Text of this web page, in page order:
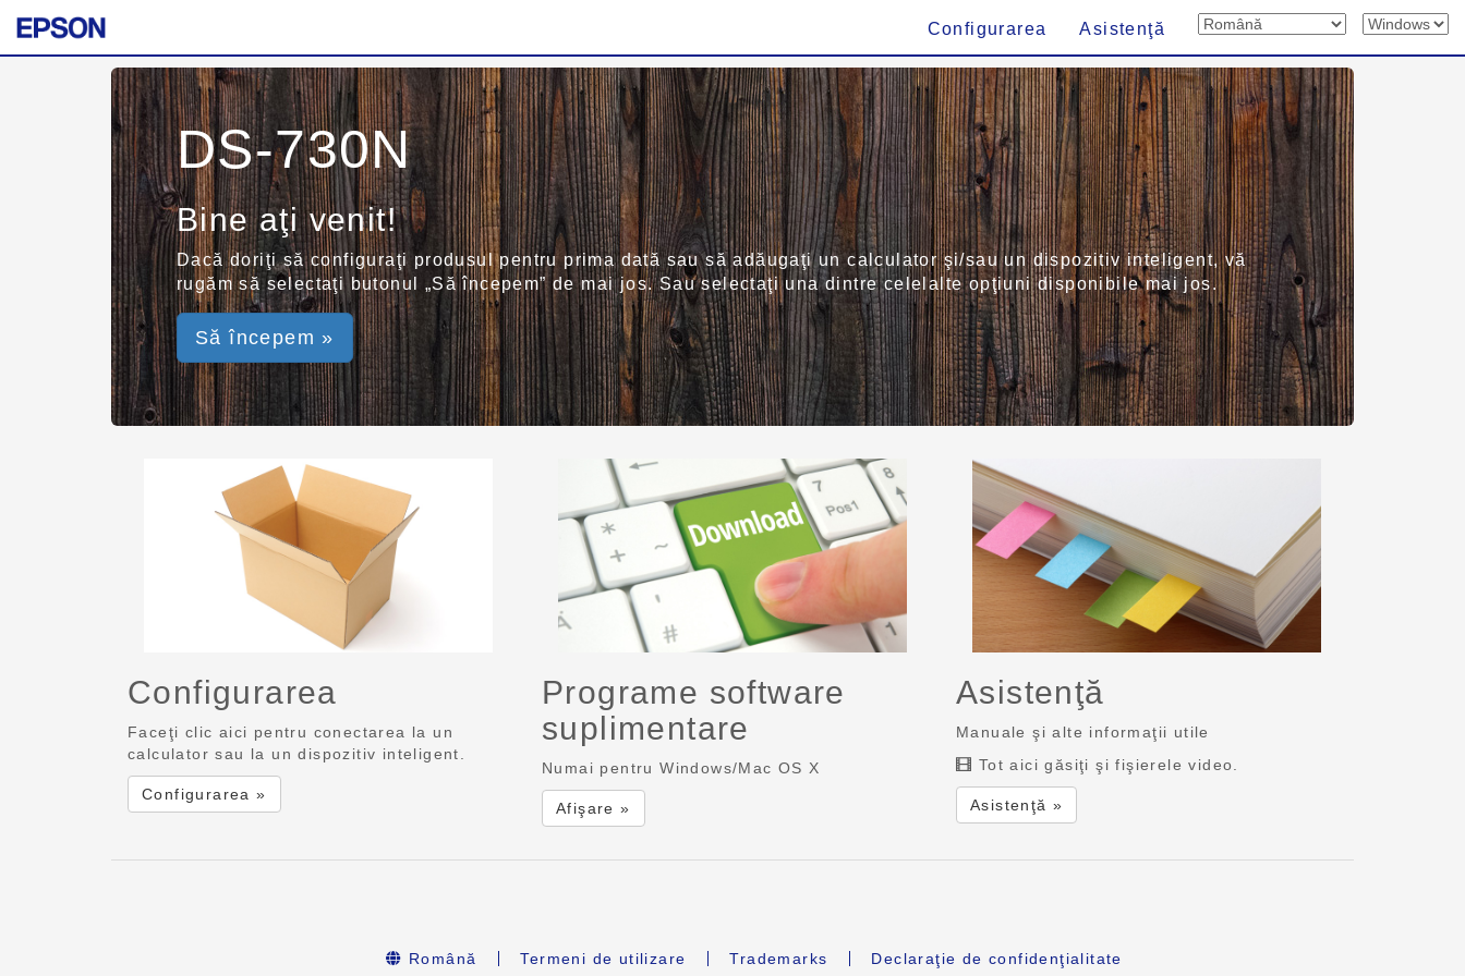
Configurarea Asistenţă
DS-730N
Bine aţi venit!
Dacă doriţi să configuraţi produsul pentru prima dată sau să adăugaţi un calculator şi/sau un dispozitiv inteligent, vă
rugăm să selectaţi butonul „Să începem” de mai jos. Sau selectaţi una dintre celelalte opţiuni disponibile mai jos.
Să începem »
Configurarea
Faceţi clic aici pentru conectarea la un
calculator sau la un dispozitiv inteligent.
Configurarea »
Programe software
suplimentare
Numai pentru Windows/Mac OS X
Afişare »
Asistenţă
Manuale şi alte informaţii utile
Tot aici găsiţi şi fişierele video.
Asistenţă »
Română Termeni de utilizare Trademarks Declaraţie de confidenţialitate